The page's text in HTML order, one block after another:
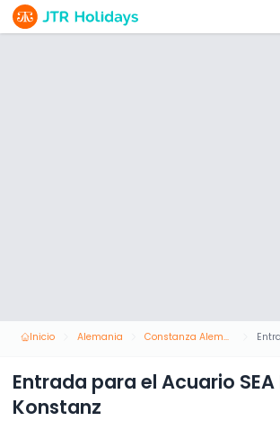
Inicio Alemania Constanza Alemania
Entrada para el Acuario SEA
Konstanz